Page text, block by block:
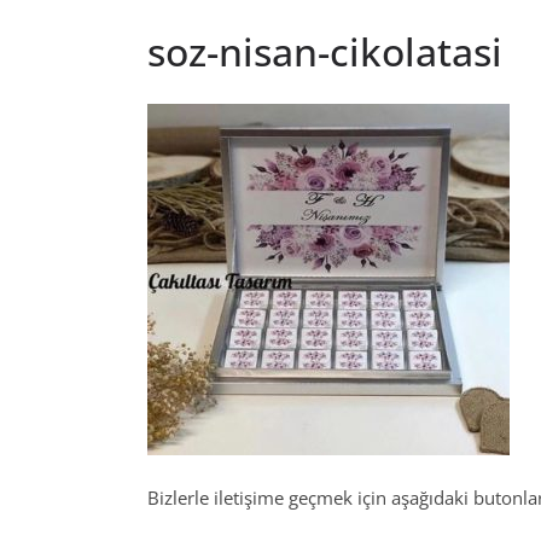
soz-nisan-cikolatasi
Bizlerle iletişime geçmek için aşağıdaki